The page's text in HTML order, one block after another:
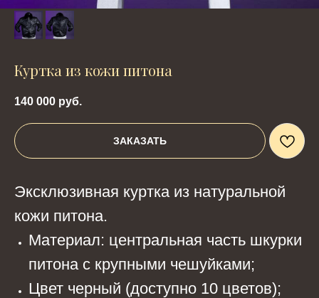
Куртка из кожи питона
140 000 руб.
ЗАКАЗАТЬ
Эксклюзивная куртка из натуральной
кожи питона.
Материал: центральная часть шкурки
питона с крупными чешуйками;
Цвет черный (доступно 10 цветов);